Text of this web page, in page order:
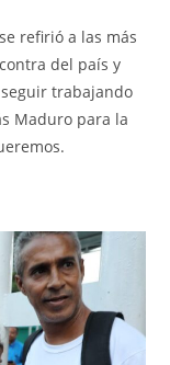
refirió a las más
del país y
trabajando
Maduro para la